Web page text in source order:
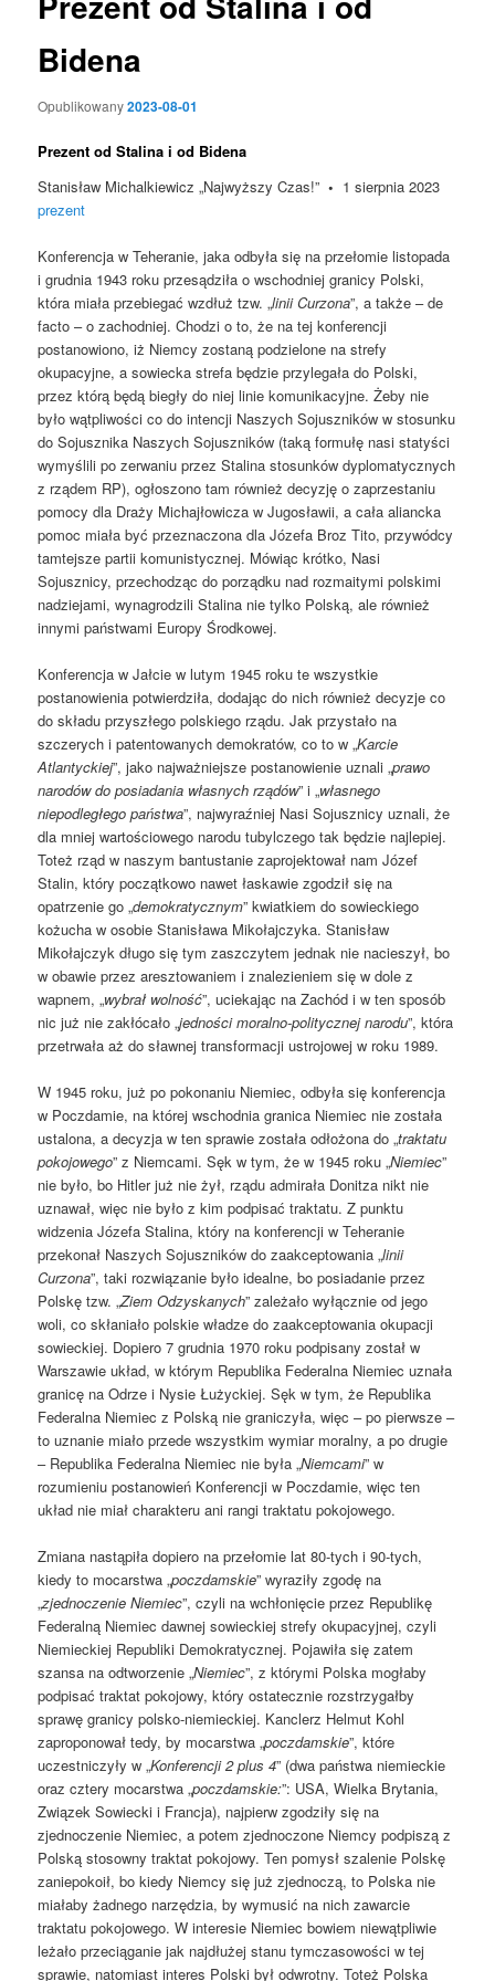
Bidena
Opublikowany2023-08-01
Prezent od Stalina i od Bidena
Stanisław Michalkiewicz „Najwyższy Czas!”• 1 sierpnia 2023
prezent
Konferencja w Teheranie, jaka odbyła się na przełomie listopada
i grudnia 1943 roku przesądziła o wschodniej granicy Polski,
która miała przebiegać wzdłuż tzw. „linii Curzona”, a także – de
facto – o zachodniej. Chodzi o to, że na tej konferencji
postanowiono, iż Niemcy zostaną podzielone na strefy
okupacyjne, a sowiecka strefa będzie przylegała do Polski,
przez którą będą biegły do niej linie komunikacyjne. Żeby nie
było wątpliwości co do intencji Naszych Sojuszników w stosunku
do Sojusznika Naszych Sojuszników (taką formułę nasi statyści
wymyślili po zerwaniu przez Stalina stosunków dyplomatycznych
z rządem RP), ogłoszono tam również decyzję o zaprzestaniu
pomocy dla Draży Michajłowicza w Jugosławii, a cała aliancka
pomoc miała być przeznaczona dla Józefa Broz Tito, przywódcy
tamtejsze partii komunistycznej. Mówiąc krótko, Nasi
Sojusznicy, przechodząc do porządku nad rozmaitymi polskimi
nadziejami, wynagrodzili Stalina nie tylko Polską, ale również
innymi państwami Europy Środkowej.
Konferencja w Jałcie w lutym 1945 roku te wszystkie
postanowienia potwierdziła, dodając do nich również decyzje co
do składu przyszłego polskiego rządu. Jak przystało na
szczerych i patentowanych demokratów, co to w „Karcie
Atlantyckiej”, jako najważniejsze postanowienie uznali „prawo
narodów do posiadania własnych rządów” i „własnego
niepodległego państwa”, najwyraźniej Nasi Sojusznicy uznali, że
dla mniej wartościowego narodu tubylczego tak będzie najlepiej.
Toteż rząd w naszym bantustanie zaprojektował nam Józef
Stalin, który początkowo nawet łaskawie zgodził się na
opatrzenie go „demokratycznym” kwiatkiem do sowieckiego
kożucha w osobie Stanisława Mikołajczyka. Stanisław
Mikołajczyk długo się tym zaszczytem jednak nie nacieszył, bo
w obawie przez aresztowaniem i znalezieniem się w dole z
wapnem, „wybrał wolność”, uciekając na Zachód i w ten sposób
nic już nie zakłócało „jedności moralno-politycznej narodu”, która
przetrwała aż do sławnej transformacji ustrojowej w roku 1989.
W 1945 roku, już po pokonaniu Niemiec, odbyła się konferencja
w Poczdamie, na której wschodnia granica Niemiec nie została
ustalona, a decyzja w ten sprawie została odłożona do „traktatu
pokojowego” z Niemcami. Sęk w tym, że w 1945 roku „Niemiec”
nie było, bo Hitler już nie żył, rządu admirała Donitza nikt nie
uznawał, więc nie było z kim podpisać traktatu. Z punktu
widzenia Józefa Stalina, który na konferencji w Teheranie
przekonał Naszych Sojuszników do zaakceptowania „linii
Curzona”, taki rozwiązanie było idealne, bo posiadanie przez
Polskę tzw. „Ziem Odzyskanych” zależało wyłącznie od jego
woli, co skłaniało polskie władze do zaakceptowania okupacji
sowieckiej. Dopiero 7 grudnia 1970 roku podpisany został w
Warszawie układ, w którym Republika Federalna Niemiec uznała
granicę na Odrze i Nysie Łużyckiej. Sęk w tym, że Republika
Federalna Niemiec z Polską nie graniczyła, więc – po pierwsze –
to uznanie miało przede wszystkim wymiar moralny, a po drugie
– Republika Federalna Niemiec nie była „Niemcami” w
rozumieniu postanowień Konferencji w Poczdamie, więc ten
układ nie miał charakteru ani rangi traktatu pokojowego.
Zmiana nastąpiła dopiero na przełomie lat 80-tych i 90-tych,
kiedy to mocarstwa „poczdamskie” wyraziły zgodę na
„zjednoczenie Niemiec”, czyli na wchłonięcie przez Republikę
Federalną Niemiec dawnej sowieckiej strefy okupacyjnej, czyli
Niemieckiej Republiki Demokratycznej. Pojawiła się zatem
szansa na odtworzenie „Niemiec”, z którymi Polska mogłaby
podpisać traktat pokojowy, który ostatecznie rozstrzygałby
sprawę granicy polsko-niemieckiej. Kanclerz Helmut Kohl
zaproponował tedy, by mocarstwa „poczdamskie”, które
uczestniczyły w „Konferencji 2 plus 4” (dwa państwa niemieckie
oraz cztery mocarstwa „poczdamskie:”: USA, Wielka Brytania,
Związek Sowiecki i Francja), najpierw zgodziły się na
zjednoczenie Niemiec, a potem zjednoczone Niemcy podpiszą z
Polską stosowny traktat pokojowy. Ten pomysł szalenie Polskę
zaniepokoił, bo kiedy Niemcy się już zjednoczą, to Polska nie
miałaby żadnego narzędzia, by wymusić na nich zawarcie
traktatu pokojowego. W interesie Niemiec bowiem niewątpliwie
leżało przeciąganie jak najdłużej stanu tymczasowości w tej
sprawie, natomiast interes Polski był odwrotny. Toteż Polska